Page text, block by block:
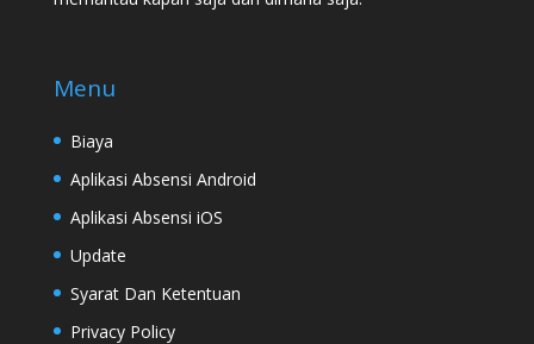
Menu
Biaya
Aplikasi Absensi Android
Aplikasi Absensi iOS
Update
Syarat Dan Ketentuan
Privacy Policy